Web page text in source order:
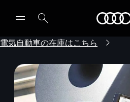
電気自動車の在庫はこちら